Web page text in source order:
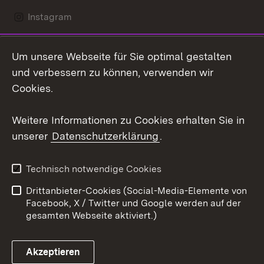
Instagram
Mastodon
Youtube
Link zum Landesportal
Kontakt
Datenschutz
Barrierefreiheit
Impressum Cookies
Um unsere Webseite für Sie optimal gestalten
und verbessern zu können, verwenden wir
Cookies.
Weitere Informationen zu Cookies erhalten Sie in
unserer Datenschutzerklärung.
Technisch notwendige Cookies
Drittanbieter-Cookies (Social-Media-Elemente von
Facebook, X / Twitter und Google werden auf der
gesamten Webseite aktiviert.)
Akzeptieren